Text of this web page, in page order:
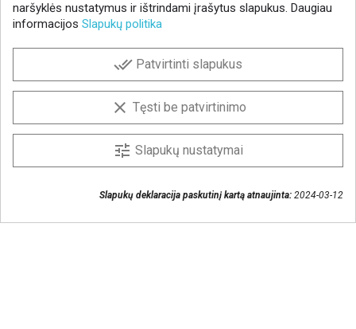
Gaukite geriausius pasiūlymus!
Prenumeruokite naujienlaiškį ir visada sužinokite
Sutinku, kad mano duomenys būtų saugomi
naršyklės nustatymus ir ištrindami įrašytus slapukus. Daugiau
informacijos Slapukų politika
done_all Patvirtinti slapukus
clear Tęsti be patvirtinimo
tune Slapukų nustatymai
Slapukų deklaracija paskutinį kartą atnaujinta: 2024-03-12